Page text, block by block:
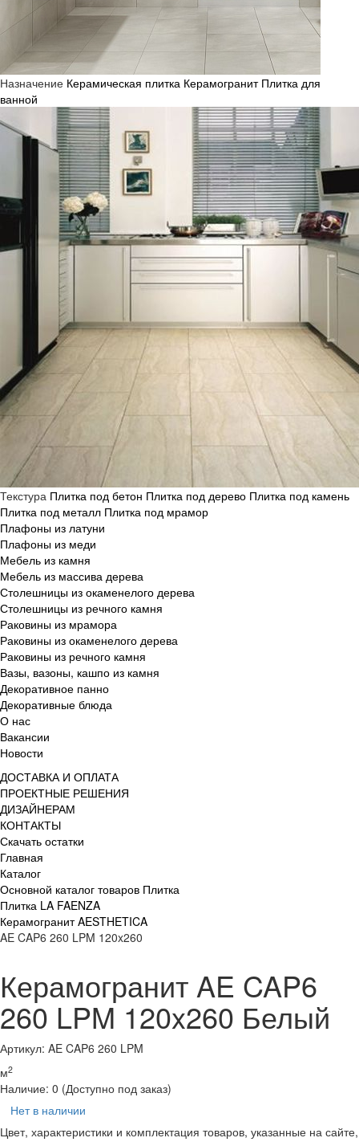
Назначение Керамическая плитка Керамогранит Плитка для
ванной
Текстура Плитка под бетон Плитка под дерево Плитка под камень
Плитка под металл Плитка под мрамор
Плафоны из латуни
Плафоны из меди
Мебель из камня
Мебель из массива дерева
Столешницы из окаменелого дерева
Столешницы из речного камня
Раковины из мрамора
Раковины из окаменелого дерева
Раковины из речного камня
Вазы, вазоны, кашпо из камня
Декоративное панно
Декоративные блюда
О нас
Вакансии
Новости
ДОСТАВКА И ОПЛАТА
ПРОЕКТНЫЕ РЕШЕНИЯ
ДИЗАЙНЕРАМ
КОНТАКТЫ
Скачать остатки
Главная
Каталог
Основной каталог товаров Плитка
Плитка LA FAENZA
Керамогранит AESTHETICA
AE CAP6 260 LPM 120x260
Керамогранит AE CAP6
260 LPM 120x260 Белый
Артикул: AE CAP6 260 LPM
м2
Наличие: 0 (Доступно под заказ)
Нет в наличии
Цвет, характеристики и комплектация товаров, указанные на сайте,